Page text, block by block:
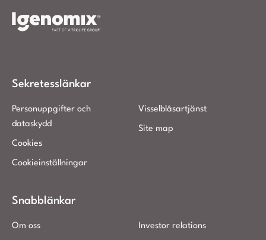
Sekretesslänkar
Personuppgifter och
dataskydd
Cookies
Cookieinställningar
Visselblåsartjänst
Site map
Snabblänkar
Om oss Investor relations